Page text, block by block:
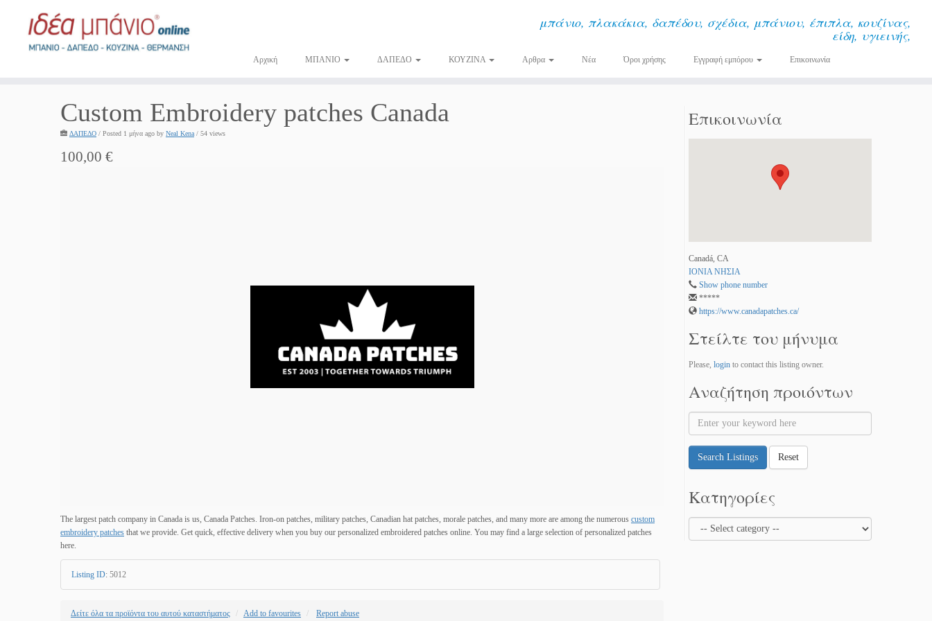
περιεχόμενο
μπάνιο, πλακάκια, δαπέδου, σχέδια, μπάνιου, έπιπλα, κουζίνας,
είδη, υγιεινής,
Αρχική ΜΠΑΝΙΟ ΔΑΠΕΔΟ ΚΟΥΖΙΝΑ Αρθρα Νέα Όροι χρήσης Εγγραφή εμπόρου Επικοινωνία
Custom Embroidery patches Canada
ΔΑΠΕΔΟ / Posted 1 μήνα ago by Neal Kena / 54 views
100,00 €
The largest patch company in Canada is us, Canada Patches. Iron-on patches, military patches, Canadian hat patches, morale patches, and many more are among the numerous custom
embroidery patches that we provide. Get quick, effective delivery when you buy our personalized embroidered patches online. You may find a large selection of personalized patches
here.
Listing ID: 5012
Δείτε όλα τα προϊόντα του αυτού καταστήματος Add to favourites Report abuse
Επικοινωνία
Canadá, CA
ΙΟΝΙΑ ΝΗΣΙΑ
Show phone number
*****
https://www.canadapatches.ca/
Στείλτε του μήνυμα
Please, login to contact this listing owner.
Αναζήτηση προιόντων
Search Listings Reset
Κατηγορίες